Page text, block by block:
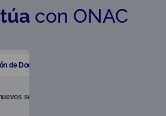
con ONAC
de Documentos
servicios